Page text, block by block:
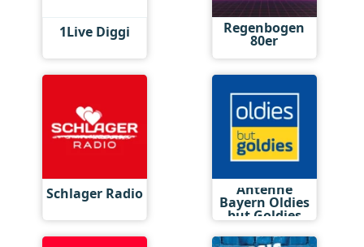
1Live Diggi Regenbogen
80er
Schlager Radio Antenne
Bayern Oldies
but Goldies